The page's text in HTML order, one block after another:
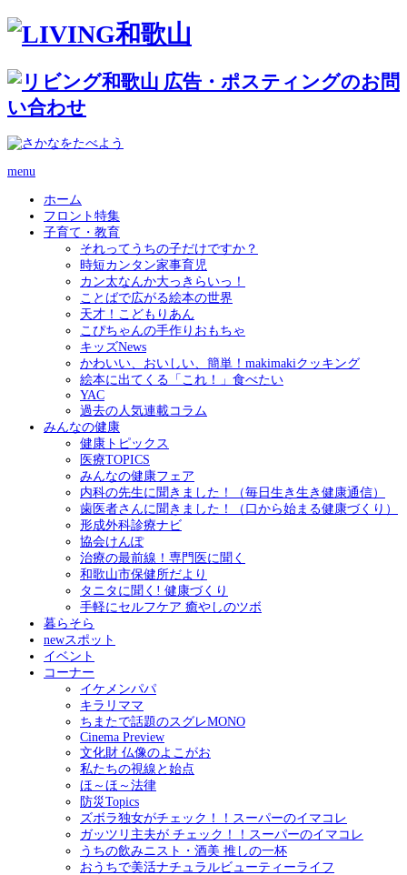
menu
ホーム
フロント特集
子育て・教育
それってうちの子だけですか？
時短カンタン家事育児
カン太なんか大っきらいっ！
ことばで広がる絵本の世界
天才！こどもりあん
こぴちゃんの手作りおもちゃ
キッズNews
かわいい、おいしい、簡単！makimakiクッキング
絵本に出てくる「これ！」食べたい
YAC
過去の人気連載コラム
みんなの健康
健康トピックス
医療TOPICS
みんなの健康フェア
内科の先生に聞きました！（毎日生き生き健康通信）
歯医者さんに聞きました！（口から始まる健康づくり）
形成外科診療ナビ
協会けんぽ
治療の最前線！専門医に聞く
和歌山市保健所だより
タニタに聞く! 健康づくり
手軽にセルフケア 癒やしのツボ
暮らそら
newスポット
イベント
コーナー
イケメンパパ
キラリママ
ちまたで話題のスグレMONO
Cinema Preview
文化財 仏像のよこがお
私たちの視線と始点
ほ～ほ～法律
防災Topics
ズボラ独女がチェック！！スーパーのイマコレ
ガッツリ主夫が チェック！！スーパーのイマコレ
うちの飲みニスト・酒美 推しの一杯
おうちで美活ナチュラルビューティーライフ